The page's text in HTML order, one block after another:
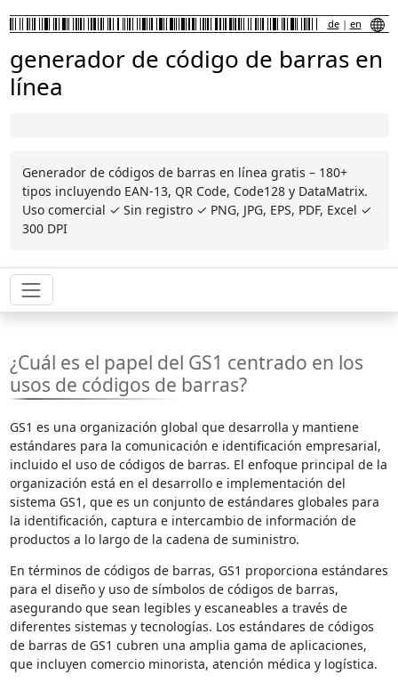
de| en
generador de código de barras en
línea
Generador de códigos de barras en línea gratis – 180+
tipos incluyendo EAN-13, QR Code, Code128 y DataMatrix.
Uso comercial ✓ Sin registro ✓ PNG, JPG, EPS, PDF, Excel ✓
300 DPI
¿Cuál es el papel del GS1 centrado en los
usos de códigos de barras?
GS1 es una organización global que desarrolla y mantiene
estándares para la comunicación e identificación empresarial,
incluido el uso de códigos de barras. El enfoque principal de la
organización está en el desarrollo e implementación del
sistema GS1, que es un conjunto de estándares globales para
la identificación, captura e intercambio de información de
productos a lo largo de la cadena de suministro.
En términos de códigos de barras, GS1 proporciona estándares
para el diseño y uso de símbolos de códigos de barras,
asegurando que sean legibles y escaneables a través de
diferentes sistemas y tecnologías. Los estándares de códigos
de barras de GS1 cubren una amplia gama de aplicaciones,
que incluyen comercio minorista, atención médica y logística.